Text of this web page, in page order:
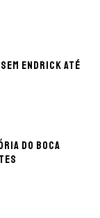
Endrick até
do Boca